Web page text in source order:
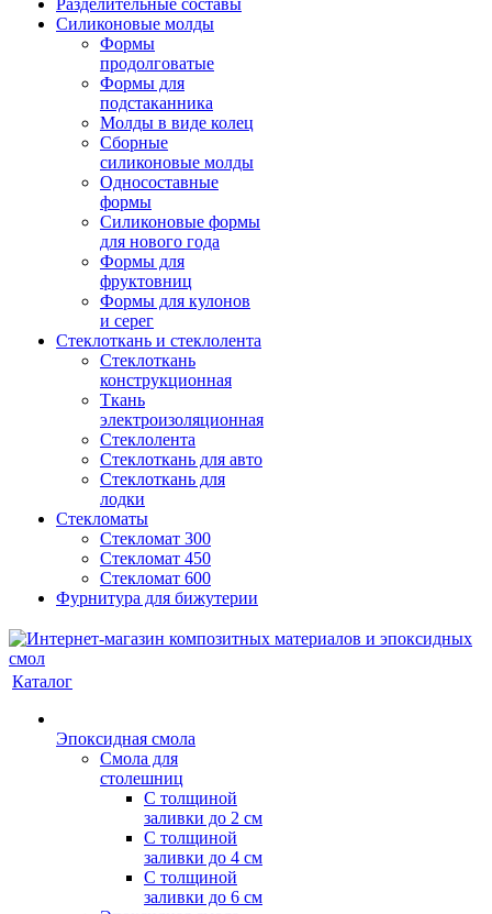
Разделительные составы
Силиконовые молды
Формы
продолговатые
Формы для
подстаканника
Молды в виде колец
Сборные
силиконовые молды
Односоставные
формы
Силиконовые формы
для нового года
Формы для
фруктовниц
Формы для кулонов
и серег
Стеклоткань и стеклолента
Стеклоткань
конструкционная
Ткань
электроизоляционная
Стеклолента
Стеклоткань для авто
Стеклоткань для
лодки
Стекломаты
Стекломат 300
Стекломат 450
Стекломат 600
Фурнитура для бижутерии
Каталог
Эпоксидная смола
Смола для
столешниц
С толщиной
заливки до 2 см
С толщиной
заливки до 4 см
С толщиной
заливки до 6 см